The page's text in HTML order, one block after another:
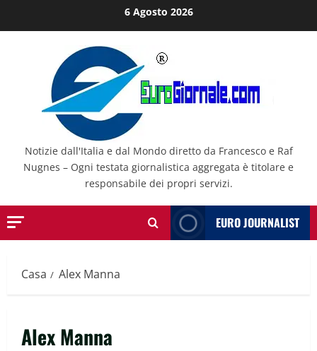
al
6 Agosto 2026
Notizie dall'Italia e dal Mondo diretto da Francesco e Raf
Nugnes – Ogni testata giornalistica aggregata è titolare e
responsabile dei propri servizi.
EURO JOURNALIST
Casa Alex Manna
Alex Manna